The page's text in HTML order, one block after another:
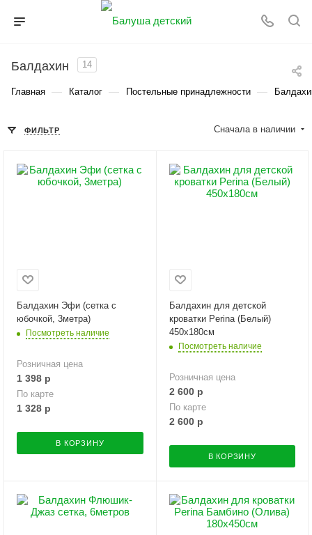
Балдахин 14
Главная — Каталог — Постельные принадлежности —
ФИЛЬТР Сначала в наличии
Балдахин Эфи (сетка с
юбочкой, 3метра)
Посмотреть наличие
Розничная цена
1 398 р
По карте
1 328 р
В КОРЗИНУ
Балдахин для детской
кроватки Perina (Белый)
450х180см
Посмотреть наличие
Розничная цена
2 600р
По карте
2 600р
В КОРЗИНУ